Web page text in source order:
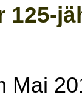
125-
Mai